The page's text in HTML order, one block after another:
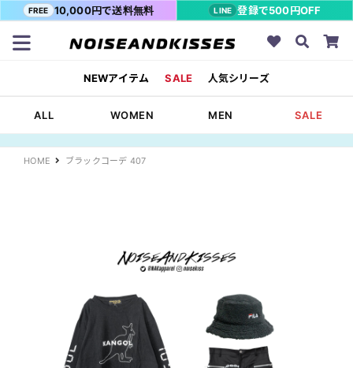
FREE 10,000円で送料無料 LINE 登録で500円OFF
NEWアイテム SALE 人気シリーズ
ALL WOMEN MEN SALE
HOME ブラックコーデ 407